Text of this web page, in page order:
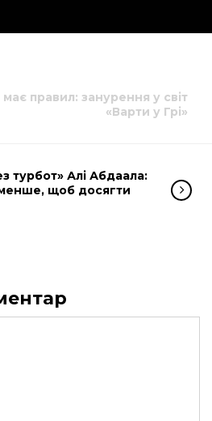
правил: занурення у світ
«Варти у Грі»
турбот» Алі Абдаала:
щоб досягти